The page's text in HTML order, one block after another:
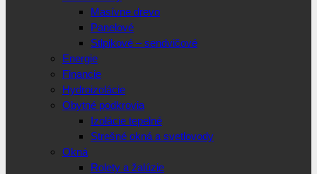
Masívne drevo
Panelové
Stlpikové – sendvičové
Energie
Financie
Hydroizolácie
Obytné podkrovia
Izolácie tepelné
Strešné okná a svetlovody
Okná
Rolety a žalúzie